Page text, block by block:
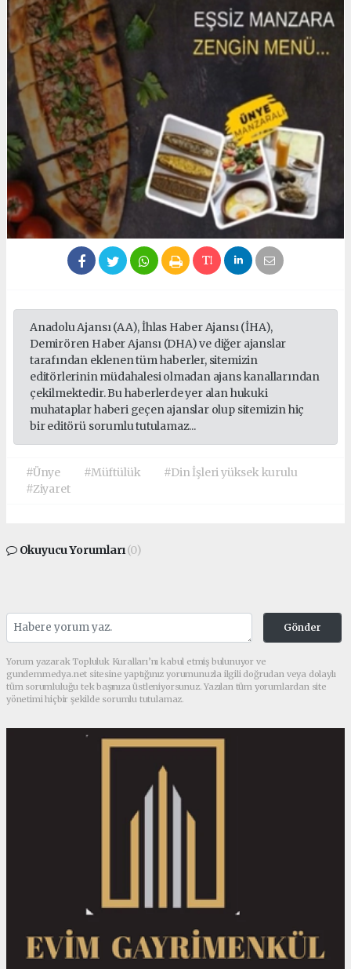
Anadolu Ajansı (AA), İhlas Haber Ajansı (İHA),
Demirören Haber Ajansı (DHA) ve diğer ajanslar
tarafından eklenen tüm haberler, sitemizin
editörlerinin müdahalesi olmadan ajans kanallarından
çekilmektedir. Bu haberlerde yer alan hukuki
muhataplar haberi geçen ajanslar olup sitemizin hiç
bir editörü sorumlu tutulamaz...
#Ünye #Müftülük
#Din İşleri yüksek kurulu
#Ziyaret
Okuyucu Yorumları(0)
Gönder
Yorum yazarak Topluluk Kuralları’nı kabul etmiş bulunuyor ve
gundemmedya.net sitesine yaptığınız yorumunuzla ilgili doğrudan veya dolaylı
tüm sorumluluğu tek başınıza üstleniyorsunuz. Yazılan tüm yorumlardan site
yönetimi hiçbir şekilde sorumlu tutulamaz.